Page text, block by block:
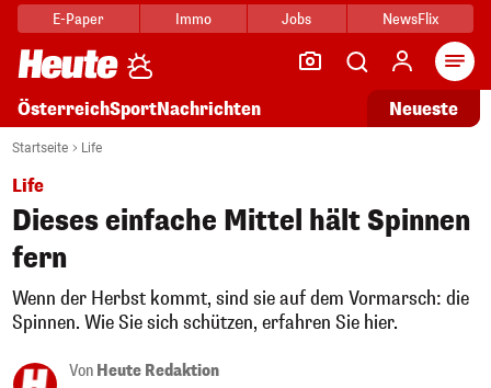
E-Paper Immo Jobs NewsFlix
ÖsterreichSportNachrichten Neueste
Startseite Life
Life
Dieses einfache Mittel hält Spinnen
fern
Wenn der Herbst kommt, sind sie auf dem Vormarsch: die
Spinnen. Wie Sie sich schützen, erfahren Sie hier.
Von Heute Redaktion